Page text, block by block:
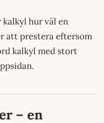
hur väl en
att prestera eftersom
kalkyl med stort
– en